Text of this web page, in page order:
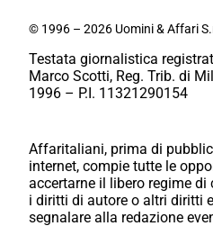
© 1996 – 2026 Uomini & Affari
Testata giornalistica
Marco Scotti, Reg. Trib. di
1996 – P.I. 11321290154
Affaritaliani, prima di
internet, compie tutte le
accertarne il libero regime
i diritti di autore o altri diritti
segnalare alla redazione